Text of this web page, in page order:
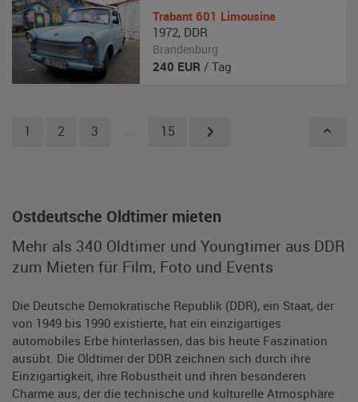
Ostdeutsche Oldtimer mieten
Mehr als 340 Oldtimer und Youngtimer aus DDR
zum Mieten für Film, Foto und Events
Die Deutsche Demokratische Republik (DDR), ein Staat, der
von 1949 bis 1990 existierte, hat ein einzigartiges
automobiles Erbe hinterlassen, das bis heute Faszination
ausübt. Die Oldtimer der DDR zeichnen sich durch ihre
Einzigartigkeit, ihre Robustheit und ihren besonderen
Charme aus, der die technische und kulturelle Atmosphäre
Trabant 601 Limousine
1972, DDR
Brandenburg
240 EUR / Tag
1 2 3 ... 15